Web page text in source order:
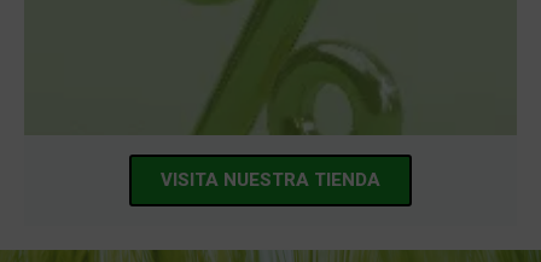
VISITA NUESTRA TIENDA